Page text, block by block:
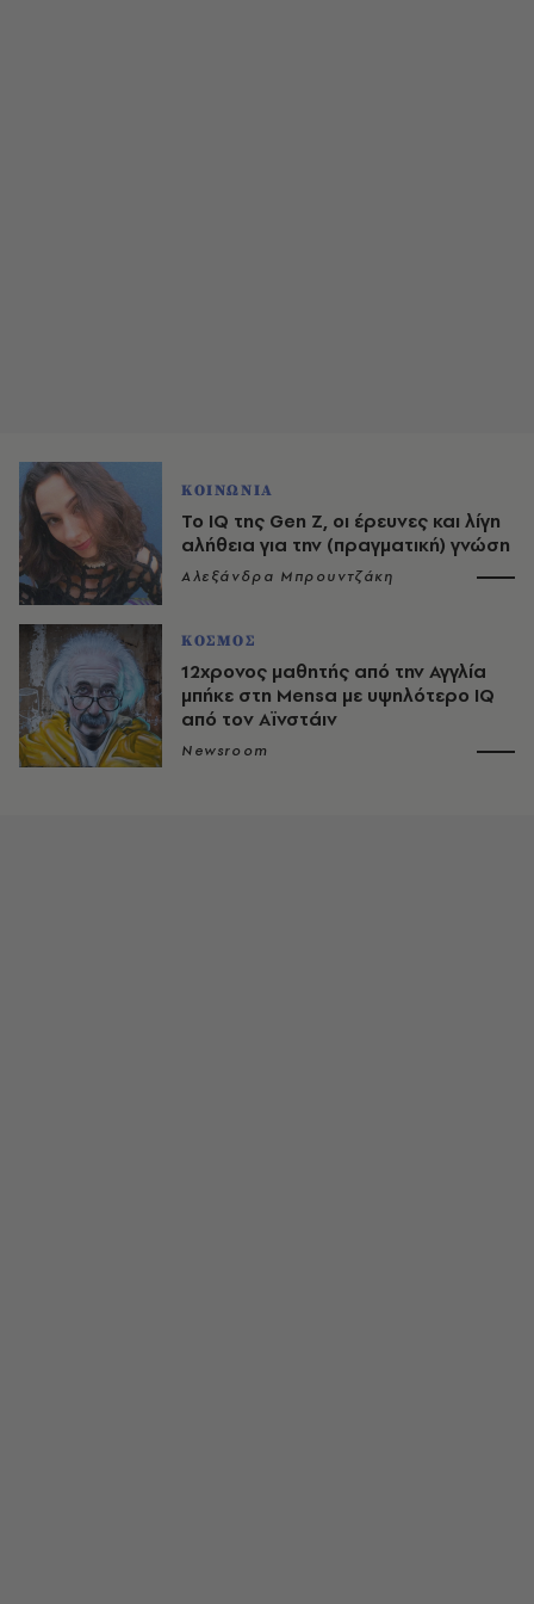
ΚΟΙΝΩΝΙΑ
Το IQ της Gen Ζ, οι έρευνες και λίγη
αλήθεια για την (πραγματική) γνώση
Αλεξάνδρα Μπρουντζάκη
ΚΟΣΜΟΣ
12χρονος μαθητής από την Αγγλία
μπήκε στη Mensa με υψηλότερο IQ
από τον Αϊνστάιν
Newsroom